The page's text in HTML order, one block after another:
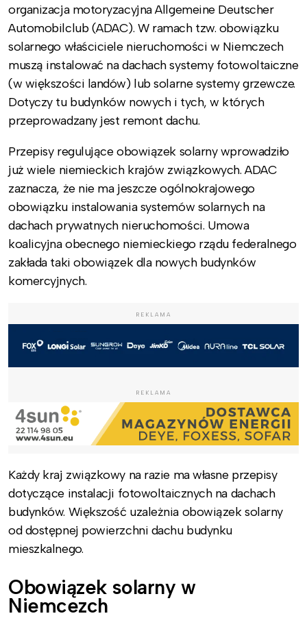
organizacja motoryzacyjna Allgemeine Deutscher
Automobilclub (ADAC). W ramach tzw. obowiązku
solarnego właściciele nieruchomości w Niemczech
muszą instalować na dachach systemy fotowoltaiczne
(w większości landów) lub solarne systemy grzewcze.
Dotyczy tu budynków nowych i tych, w których
przeprowadzany jest remont dachu.
Przepisy regulujące obowiązek solarny wprowadziło
już wiele niemieckich krajów związkowych. ADAC
zaznacza, że nie ma jeszcze ogólnokrajowego
obowiązku instalowania systemów solarnych na
dachach prywatnych nieruchomości. Umowa
koalicyjna obecnego niemieckiego rządu federalnego
zakłada taki obowiązek dla nowych budynków
komercyjnych.
REKLAMA
REKLAMA
Każdy kraj związkowy na razie ma własne przepisy
dotyczące instalacji fotowoltaicznych na dachach
budynków. Większość uzależnia obowiązek solarny
od dostępnej powierzchni dachu budynku
mieszkalnego.
Obowiązek solarny w
Niemcezch